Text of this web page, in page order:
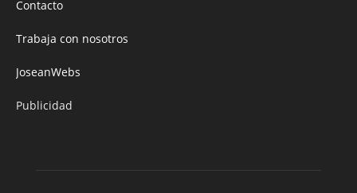
Contacto
Trabaja con nosotros
JoseanWebs
Publicidad